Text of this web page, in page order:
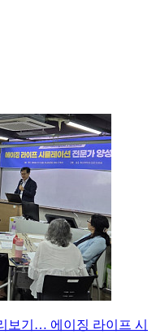
보기… 에이징 라이프 시